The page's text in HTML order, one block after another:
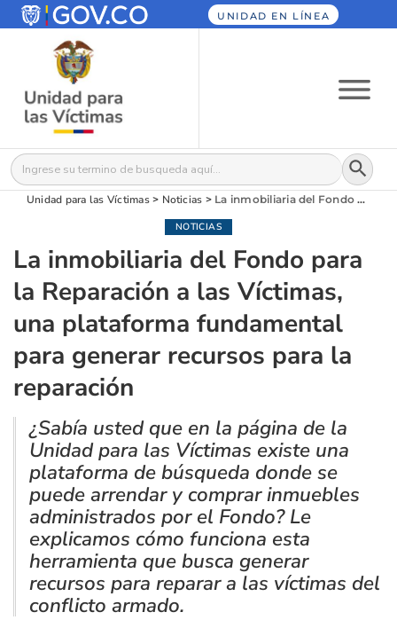
UNIDAD EN LÍNEA
Buscar: Botón
Unidad para las Víctimas> Noticias > La inmobiliaria del Fondo para la Reparación a las Víctimas, una plataforma fundamental para generar recursos para la reparación
NOTICIAS
La inmobiliaria del Fondo para
la Reparación a las Víctimas,
una plataforma fundamental
para generar recursos para la
reparación
¿Sabía usted que en la página de la
Unidad para las Víctimas existe una
plataforma de búsqueda donde se
puede arrendar y comprar inmuebles
administrados por el Fondo? Le
explicamos cómo funciona esta
herramienta que busca generar
recursos para reparar a las víctimas del
conflicto armado.